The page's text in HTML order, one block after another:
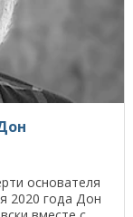
основателя
2020 года Дон